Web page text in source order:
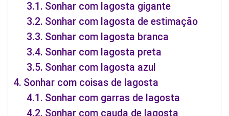
Sonhar com lagosta gigante
Sonhar com lagosta de estimação
Sonhar com lagosta branca
Sonhar com lagosta preta
Sonhar com lagosta azul
Sonhar com coisas de lagosta
Sonhar com garras de lagosta
Sonhar com cauda de lagosta